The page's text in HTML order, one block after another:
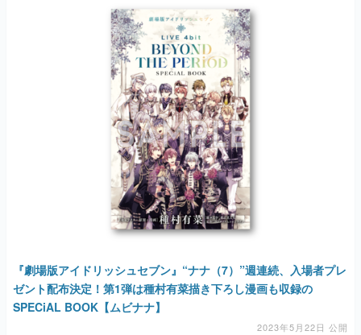
『劇場版アイドリッシュセブン』“ナナ（7）”週連続、入場者プレ
ゼント配布決定！第1弾は種村有菜描き下ろし漫画も収録の
SPECiAL BOOK【ムビナナ】
2023年5月22日 公開